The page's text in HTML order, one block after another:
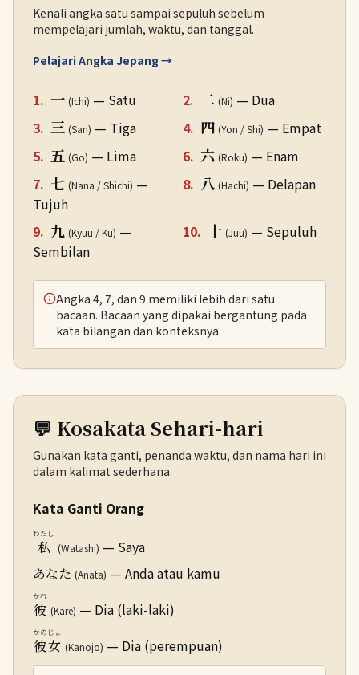
Kenali angka satu sampai sepuluh sebelum
mempelajari jumlah, waktu, dan tanggal.
Pelajari Angka Jepang →
1. 一 (Ichi) — Satu 2. 二 (Ni) — Dua
3. 三 (San) — Tiga 4. 四 (Yon / Shi) — Empat
5. 五 (Go) — Lima 6. 六 (Roku) — Enam
7. 七 (Nana / Shichi) —
Tujuh
8. 八 (Hachi) — Delapan
9. 九 (Kyuu / Ku) —
Sembilan
10. 十 (Juu) — Sepuluh
Angka 4, 7, dan 9 memiliki lebih dari satu
bacaan. Bacaan yang dipakai bergantung pada
kata bilangan dan konteksnya.
💬 Kosakata Sehari-hari
Gunakan kata ganti, penanda waktu, dan nama hari ini
dalam kalimat sederhana.
Kata Ganti Orang
私
わたし
(Watashi) — Saya
あなた (Anata) — Anda atau kamu
彼
かれ
(Kare) — Dia (laki-laki)
彼女
かのじょ
(Kanojo) — Dia (perempuan)